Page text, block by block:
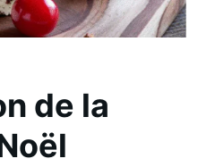
de la